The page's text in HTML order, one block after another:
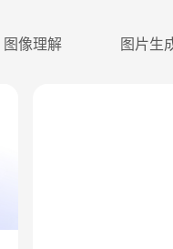
图像理解 图片生